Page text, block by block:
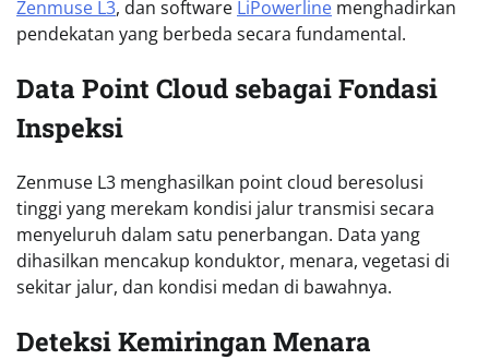
Zenmuse L3, dan software LiPowerline menghadirkan
pendekatan yang berbeda secara fundamental.
Data Point Cloud sebagai Fondasi
Inspeksi
Zenmuse L3 menghasilkan point cloud beresolusi
tinggi yang merekam kondisi jalur transmisi secara
menyeluruh dalam satu penerbangan. Data yang
dihasilkan mencakup konduktor, menara, vegetasi di
sekitar jalur, dan kondisi medan di bawahnya.
Deteksi Kemiringan Menara